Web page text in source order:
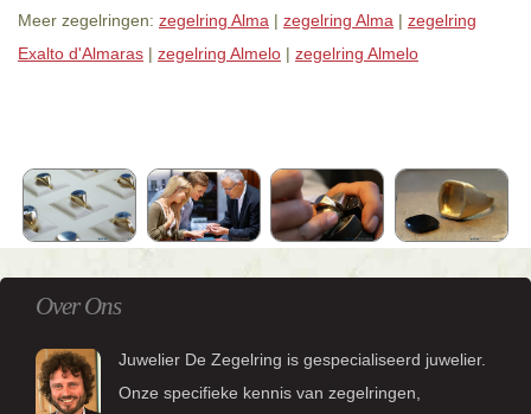
Meer zegelringen: zegelring Alma | zegelring Alma | zegelring
Exalto d'Almaras | zegelring Almelo | zegelring Almelo
Over Ons
Juwelier De Zegelring is gespecialiseerd juwelier.
Onze specifieke kennis van zegelringen,